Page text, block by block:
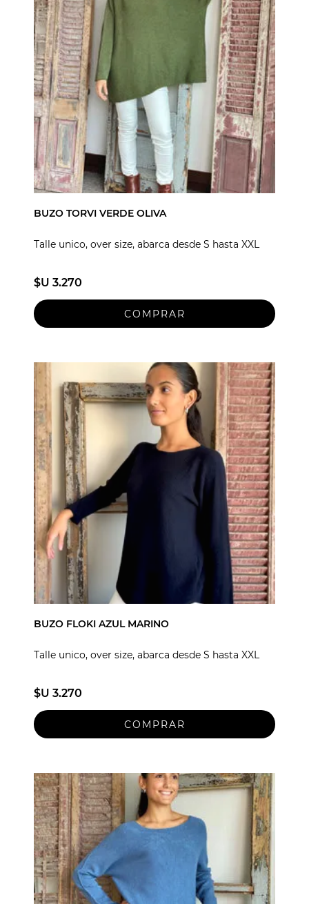
BUZO TORVI VERDE OLIVA
Talle unico, over size, abarca desde S hasta XXL
$U 3.270
BUZO FLOKI AZUL MARINO
Talle unico, over size, abarca desde S hasta XXL
$U 3.270